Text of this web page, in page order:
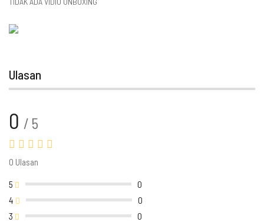
Ulasan
0 / 5
0 Ulasan
5
0
4
0
3
0